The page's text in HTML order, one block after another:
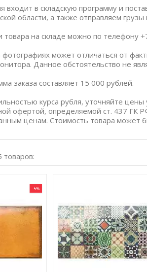
входит в складскую программу и
области, а также отправляем
товара на складе можно по телефону
может отличаться от
Данное обстоятельство не
заказа составляет 15 000 рублей.
курса рубля, уточняйте
офертой, определяемой ст. 437 ГК
ценам. Стоимость товара может
товаров:
-5%